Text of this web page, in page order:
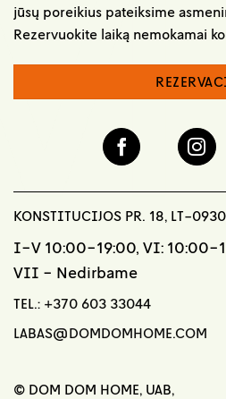
jūsų poreikius pateiksime
Rezervuokite laiką nemokamai
KONSTITUCIJOS PR. 18, LT-
I-V 10:00-19:00, VI: 10:00-
VII - Nedirbame
TEL.: +370 603 33044
LABAS@DOMDOMHOME.COM
© DOM DOM HOME, UAB,